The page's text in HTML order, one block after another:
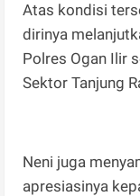
Atas kondisi
dirinya
Polres Ogan Ilir
Sektor Tanjung
Neni juga
apresiasinya